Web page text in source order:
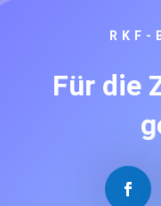
RKF-
Für die